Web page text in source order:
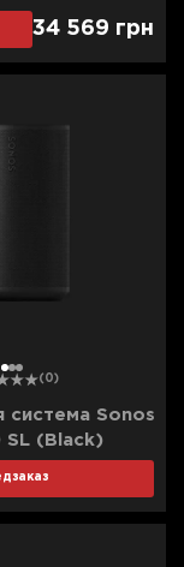
34 569 грн
12 3 (0)
система Sonos
SL (Black)